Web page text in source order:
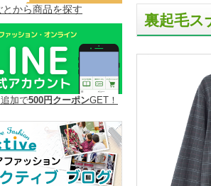
とから商品を探す
加で500円クーポンGET！
裏起毛ス